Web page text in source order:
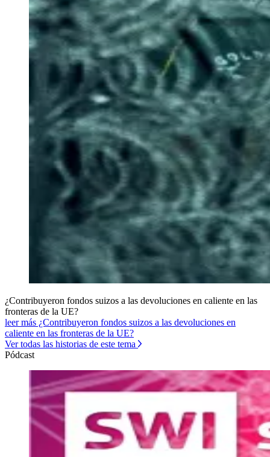
¿Contribuyeron fondos suizos a las devoluciones en caliente en las
fronteras de la UE?
leer más ¿Contribuyeron fondos suizos a las devoluciones en
caliente en las fronteras de la UE?
Ver todas las historias de este tema
Pódcast